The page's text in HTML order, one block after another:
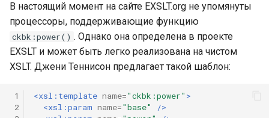
В настоящий момент на сайте EXSLT.org не упомянуты
процессоры, поддерживающие функцию
ckbk:power() . Однако она определена в проекте
EXSLT и может быть легко реализована на чистом
XSLT. Джени Теннисон предлагает такой шаблон:
1
2
<xsl:template name="ckbk:power" >
<xsl:param name="base"
/>